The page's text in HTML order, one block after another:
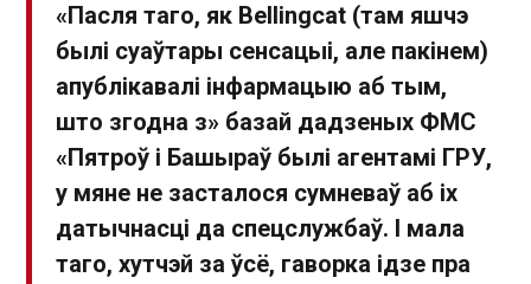
«Пасля таго, як Bellingcat (там яшчэ
былі суаўтары сенсацыі, але пакінем)
апублікавалі інфармацыю аб тым,
што згодна з» базай дадзеных ФМС
«Пятроў і Башыраў былі агентамі ГРУ,
у мяне не засталося сумневаў аб іх
датычнасці да спецслужбаў. І мала
таго, хутчэй за ўсё, гаворка ідзе пра